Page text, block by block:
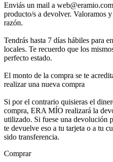
Enviás un mail a
producto/s a devolver. Valoramos
razón.
Tendrás hasta 7 días hábiles para
locales. Te recuerdo que los
perfecto estado.
El monto de la compra se te
realizar una nueva compra
Si por el contrario quisieras el
compra, ERA MÍO realizará la
utilizado. Si fuese una devolución
te devuelve eso a tu tarjeta o a tu
sido transferencia.
Comprar